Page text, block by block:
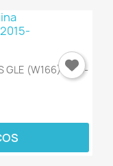
GLE (W166) 2015-
×